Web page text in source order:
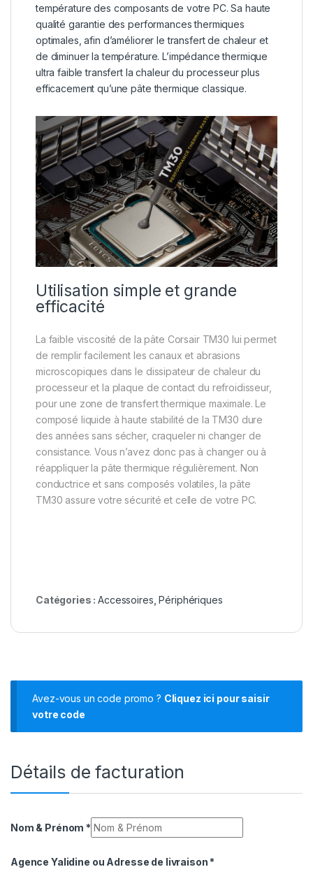
température des composants de votre PC. Sa haute
qualité garantie des performances thermiques
optimales, afin d’améliorer le transfert de chaleur et
de diminuer la température. L’impédance thermique
ultra faible transfert la chaleur du processeur plus
efficacement qu’une pâte thermique classique.
Utilisation simple et grande
efficacité
La faible viscosité de la pâte Corsair TM30 lui permet
de remplir facilement les canaux et abrasions
microscopiques dans le dissipateur de chaleur du
processeur et la plaque de contact du refroidisseur,
pour une zone de transfert thermique maximale. Le
composé liquide à haute stabilité de la TM30 dure
des années sans sécher, craqueler ni changer de
consistance. Vous n’avez donc pas à changer ou à
réappliquer la pâte thermique régulièrement. Non
conductrice et sans composés volatiles, la pâte
TM30 assure votre sécurité et celle de votre PC.
Catégories :Accessoires ,Périphériques
Avez-vous un code promo ? Cliquez ici pour saisir
votre code
Détails de facturation
Nom & Prénom *
Agence Yalidine ou Adresse de livraison *